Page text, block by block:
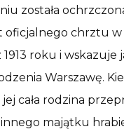
została
oficjalnego chrztu w
roku i wskazuje
Warszawę.
cała rodzina
majątku